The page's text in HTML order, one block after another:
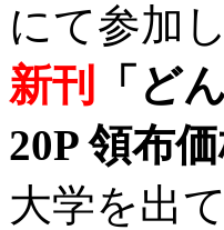
にて参加
新刊
「ど
20P 領布
大学を出